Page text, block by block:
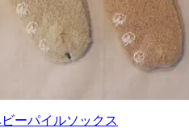
ーパイルソックス